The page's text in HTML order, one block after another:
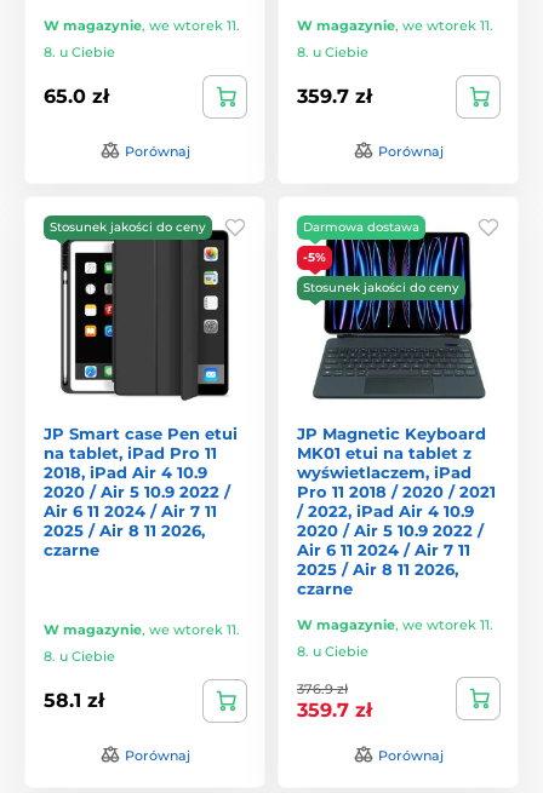
W magazynie, we wtorek 11.
8. u Ciebie
65.0 zł
Porównaj
W magazynie, we wtorek 11.
8. u Ciebie
359.7 zł
Porównaj
Stosunek jakości do ceny
JP Smart case Pen etui
na tablet, iPad Pro 11
2018, iPad Air 4 10.9
2020 / Air 5 10.9 2022 /
Air 6 11 2024 / Air 7 11
2025 / Air 8 11 2026,
czarne
W magazynie, we wtorek 11.
8. u Ciebie
58.1 zł
Porównaj
Darmowa dostawa
-5%
Stosunek jakości do ceny
JP Magnetic Keyboard
MK01 etui na tablet z
wyświetlaczem, iPad
Pro 11 2018 / 2020 / 2021
/ 2022, iPad Air 4 10.9
2020 / Air 5 10.9 2022 /
Air 6 11 2024 / Air 7 11
2025 / Air 8 11 2026,
czarne
W magazynie, we wtorek 11.
8. u Ciebie
376.9 zł
359.7 zł
Porównaj